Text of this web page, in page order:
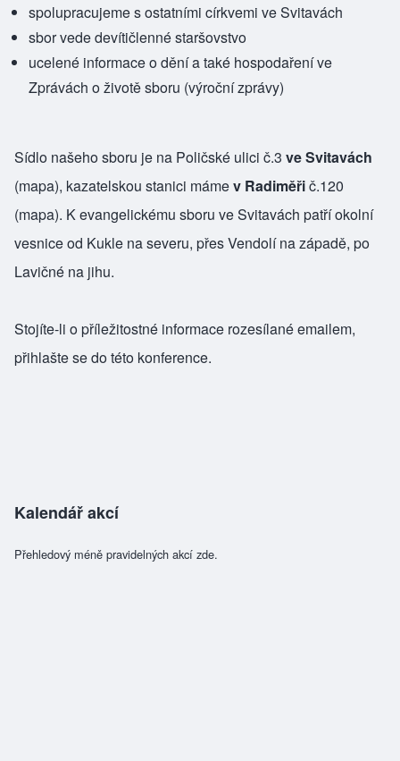
spolupracujeme s ostatními církvemi ve Svitavách
sbor vede devítičlennéstaršovstvo
ucelené informace o dění a také hospodaření ve
Zprávách o životě sboru (výroční zprávy)
Sídlo našeho sboru je na Poličské ulici č.3 ve Svitavách
(mapa), kazatelskou stanici mámev Radiměřič.120
(mapa). K evangelickému sboru ve Svitavách patří okolní
vesnice od Kukle na severu, přes Vendolí na západě, po
Lavičné na jihu.
Stojíte-li o příležitostné informace rozesílané emailem,
přihlašte se do této konference.
Kalendář akcí
Přehledový méně pravidelných akcí zde.